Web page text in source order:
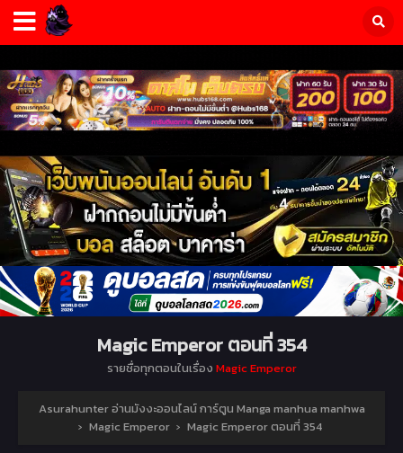
Magic Emperor ตอนที่ 354
รายชื่อทุกตอนในเรื่อง Magic Emperor
Asurahunter อ่านมังงะออนไลน์ การ์ตูน Manga manhua manhwa
› Magic Emperor › Magic Emperor ตอนที่ 354